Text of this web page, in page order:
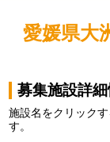
愛媛県大
募集施設詳
施設名をクリック
す。